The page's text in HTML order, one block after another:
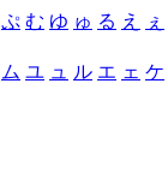
ぷ む ゆ ゅ る え ぇ
ム ユ ュ ル エ ェ ケ